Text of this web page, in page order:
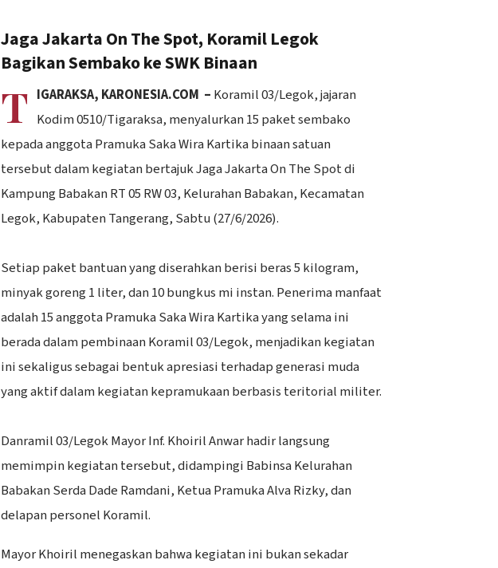
Jaga Jakarta On The Spot, Koramil Legok
Bagikan Sembako ke SWK Binaan
T IGARAKSA, KARONESIA.COM – Koramil 03/Legok, jajaran
Kodim 0510/Tigaraksa, menyalurkan 15 paket sembako
kepada anggota Pramuka Saka Wira Kartika binaan satuan
tersebut dalam kegiatan bertajuk Jaga Jakarta On The Spot di
Kampung Babakan RT 05 RW 03, Kelurahan Babakan, Kecamatan
Legok, Kabupaten Tangerang, Sabtu (27/6/2026).
‎Setiap paket bantuan yang diserahkan berisi beras 5 kilogram,
minyak goreng 1 liter, dan 10 bungkus mi instan. Penerima manfaat
adalah 15 anggota Pramuka Saka Wira Kartika yang selama ini
berada dalam pembinaan Koramil 03/Legok, menjadikan kegiatan
ini sekaligus sebagai bentuk apresiasi terhadap generasi muda
yang aktif dalam kegiatan kepramukaan berbasis teritorial militer.
‎Danramil 03/Legok Mayor Inf. Khoiril Anwar hadir langsung
memimpin kegiatan tersebut, didampingi Babinsa Kelurahan
Babakan Serda Dade Ramdani, Ketua Pramuka Alva Rizky, dan
delapan personel Koramil.
Mayor Khoiril menegaskan bahwa kegiatan ini bukan sekadar